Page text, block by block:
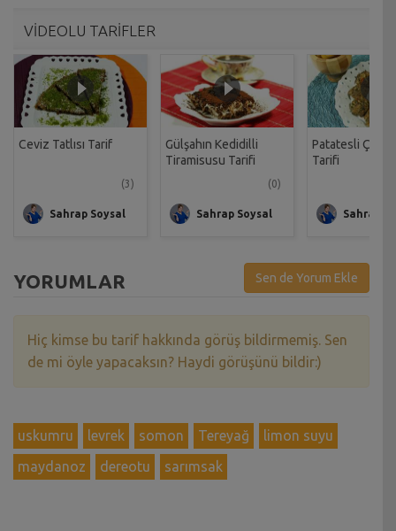
VİDEOLU TARİFLER
Ceviz Tatlısı Tarif
(3)
Sahrap Soysal
Gülşahın Kedidilli
Tiramisusu Tarifi
(0)
Sahrap Soysal
Patatesli Çıtır
Tarifi
Sahrap
YORUMLAR Sen de Yorum Ekle
Hiç kimse bu tarif hakkında görüş bildirmemiş. Sen
de mi öyle yapacaksın? Haydi görüşünü bildir:)
uskumru levrek somon Tereyağ
limon suyu
maydanoz
dereotu sarımsak